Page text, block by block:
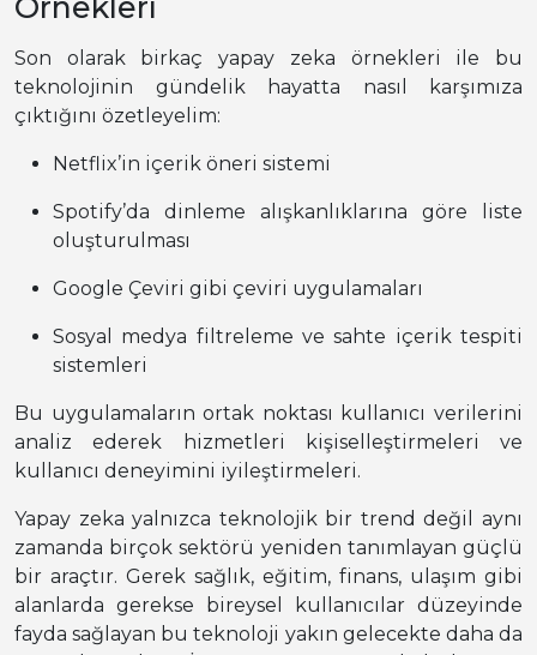
Örnekleri
Son olarak birkaç yapay zeka örnekleri ile bu
teknolojinin gündelik hayatta nasıl karşımıza
çıktığını özetleyelim:
Netflix’in içerik öneri sistemi
Spotify’da dinleme alışkanlıklarına göre liste
oluşturulması
Google Çeviri gibi çeviri uygulamaları
Sosyal medya filtreleme ve sahte içerik tespiti
sistemleri
Bu uygulamaların ortak noktası kullanıcı verilerini
analiz ederek hizmetleri kişiselleştirmeleri ve
kullanıcı deneyimini iyileştirmeleri.
Yapay zeka yalnızca teknolojik bir trend değil aynı
zamanda birçok sektörü yeniden tanımlayan güçlü
bir araçtır. Gerek sağlık, eğitim, finans, ulaşım gibi
alanlarda gerekse bireysel kullanıcılar düzeyinde
fayda sağlayan bu teknoloji yakın gelecekte daha da